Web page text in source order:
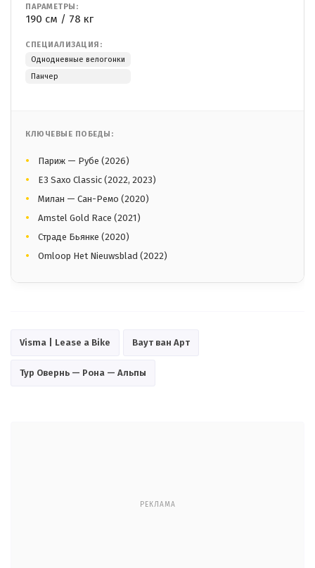
ПАРАМЕТРЫ:
190 см / 78 кг
СПЕЦИАЛИЗАЦИЯ:
Однодневные велогонки
Панчер
КЛЮЧЕВЫЕ ПОБЕДЫ:
Париж — Рубе (2026)
E3 Saxo Classic (2022, 2023)
Милан — Сан-Ремо (2020)
Amstel Gold Race (2021)
Страде Бьянке (2020)
Omloop Het Nieuwsblad (2022)
Visma | Lease a Bike Ваут ван Арт
Тур Овернь — Рона — Альпы
РЕКЛАМА